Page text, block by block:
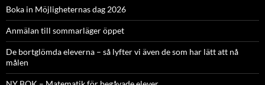
Boka in Möjligheternas dag 2026
Anmälan till sommarläger öppet
De bortglömda eleverna – så lyfter vi även de som har lätt att nå
målen